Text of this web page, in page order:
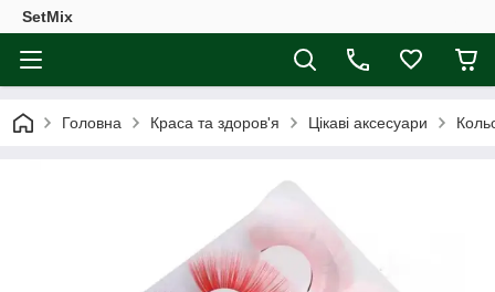
SetMix
Головна Краса та здоров'я Цікаві аксесуари